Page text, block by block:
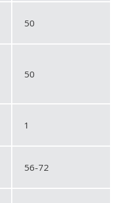
50
50
1
56-72